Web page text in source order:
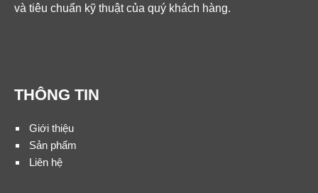
và tiêu chuẩn kỹ thuật của quý khách hàng.
THÔNG TIN
Giới thiệu
Sản phẩm
Liên hệ